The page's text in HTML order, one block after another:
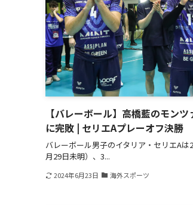
【バレーボール】高橋藍のモン
に完敗 | セリエAプレーオフ決勝
バレーボール男子のイタリア・セリエA
月29日未明）、3...
2024年6月23日 海外スポーツ